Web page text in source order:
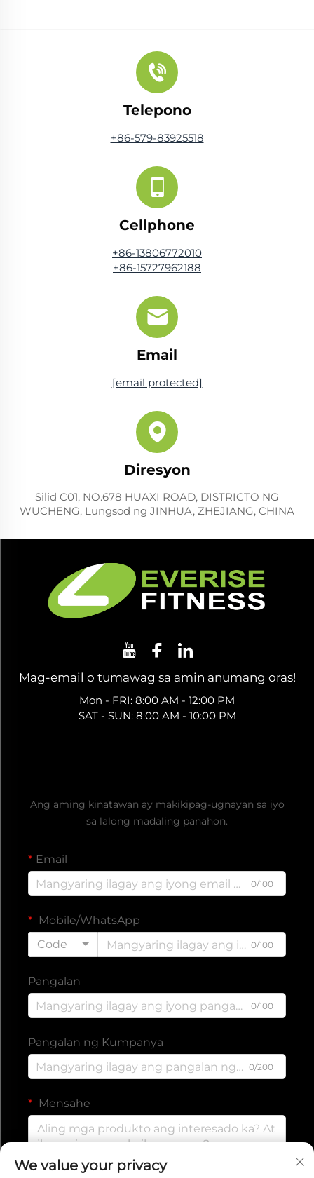
Telepono
+86-579-83925518
Cellphone
+86-13806772010
+86-15727962188
Email
[email protected]
Diresyon
Silid C01, NO.678 HUAXI ROAD, DISTRICTO NG
WUCHENG, Lungsod ng JINHUA, ZHEJIANG, CHINA
Mag-email o tumawag sa amin anumang oras!
Mon - FRI: 8:00 AM - 12:00 PM
SAT - SUN: 8:00 AM - 10:00 PM
Ang aming kinatawan ay makikipag-ugnayan sa iyo
sa lalong madaling panahon.
Email
0/100
Mobile/WhatsApp
Code
0/100
Pangalan
0/100
Pangalan ng Kumpanya
0/200
Mensahe
We value your privacy